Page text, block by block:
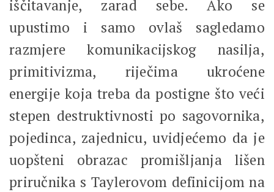
iščitavanje, zarad sebe. Ako se
upustimo i samo ovlaš sagledamo
razmjere komunikacijskog nasilja,
primitivizma, riječima ukroćene
energije koja treba da postigne što veći
stepen destruktivnosti po sagovornika,
pojedinca, zajednicu, uvidjećemo da je
uopšteni obrazac promišljanja lišen
priručnika s Taylerovom definicijom na